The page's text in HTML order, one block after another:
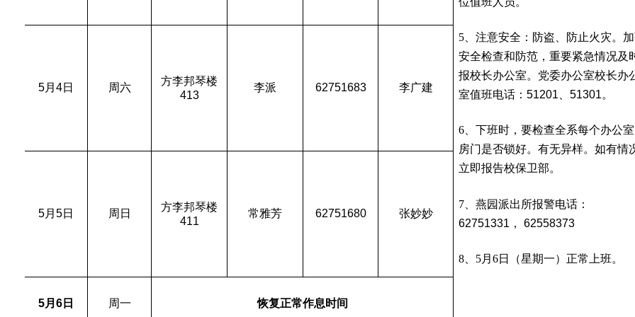
5、注意安全：防盗、防止火灾。
安全检查和防范，重要紧急情况及
报校长办公室。党委办公室校长办
室值班电话：51201 、51301。
6、下班时，要检查全系每个办公
房门是否锁好。有无异样。如有情
立即报告校保卫部。
7、燕园派出所报警电话：
62751331， 62558373
8、5月6日（星期一）正常上班。
5月4日 周六
方李邦琴楼
413
李派 62751683 李广建
5月5日 周日
方李邦琴楼
411
常雅芳 62751680 张妙妙
5月6 日 周一 恢复正常作息时间